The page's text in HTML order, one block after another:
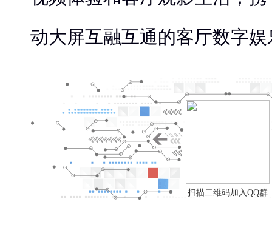
动大屏互融互通的客厅数字
扫描二维码加入QQ群